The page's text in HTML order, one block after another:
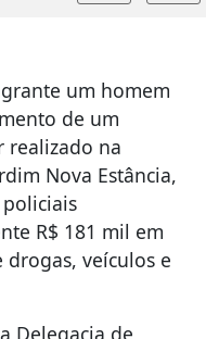
um homem
de um
realizado na
Nova Estância,
R$ 181 mil em
veículos e